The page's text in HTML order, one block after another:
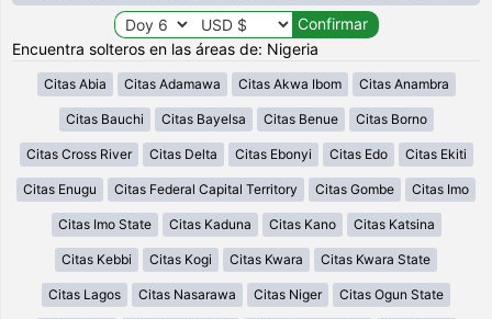
Encuentra solteros en las áreas de: Nigeria
Citas Abia Citas Adamawa Citas Akwa Ibom Citas Anambra
Citas Bauchi Citas Bayelsa Citas Benue Citas Borno
Citas Cross River Citas Delta Citas Ebonyi Citas Edo Citas Ekiti
Citas Enugu Citas Federal Capital Territory Citas Gombe Citas Imo
Citas Imo State Citas Kaduna Citas Kano Citas Katsina
Citas Kebbi Citas Kogi Citas Kwara Citas Kwara State
Citas Lagos Citas Nasarawa Citas Niger Citas Ogun State